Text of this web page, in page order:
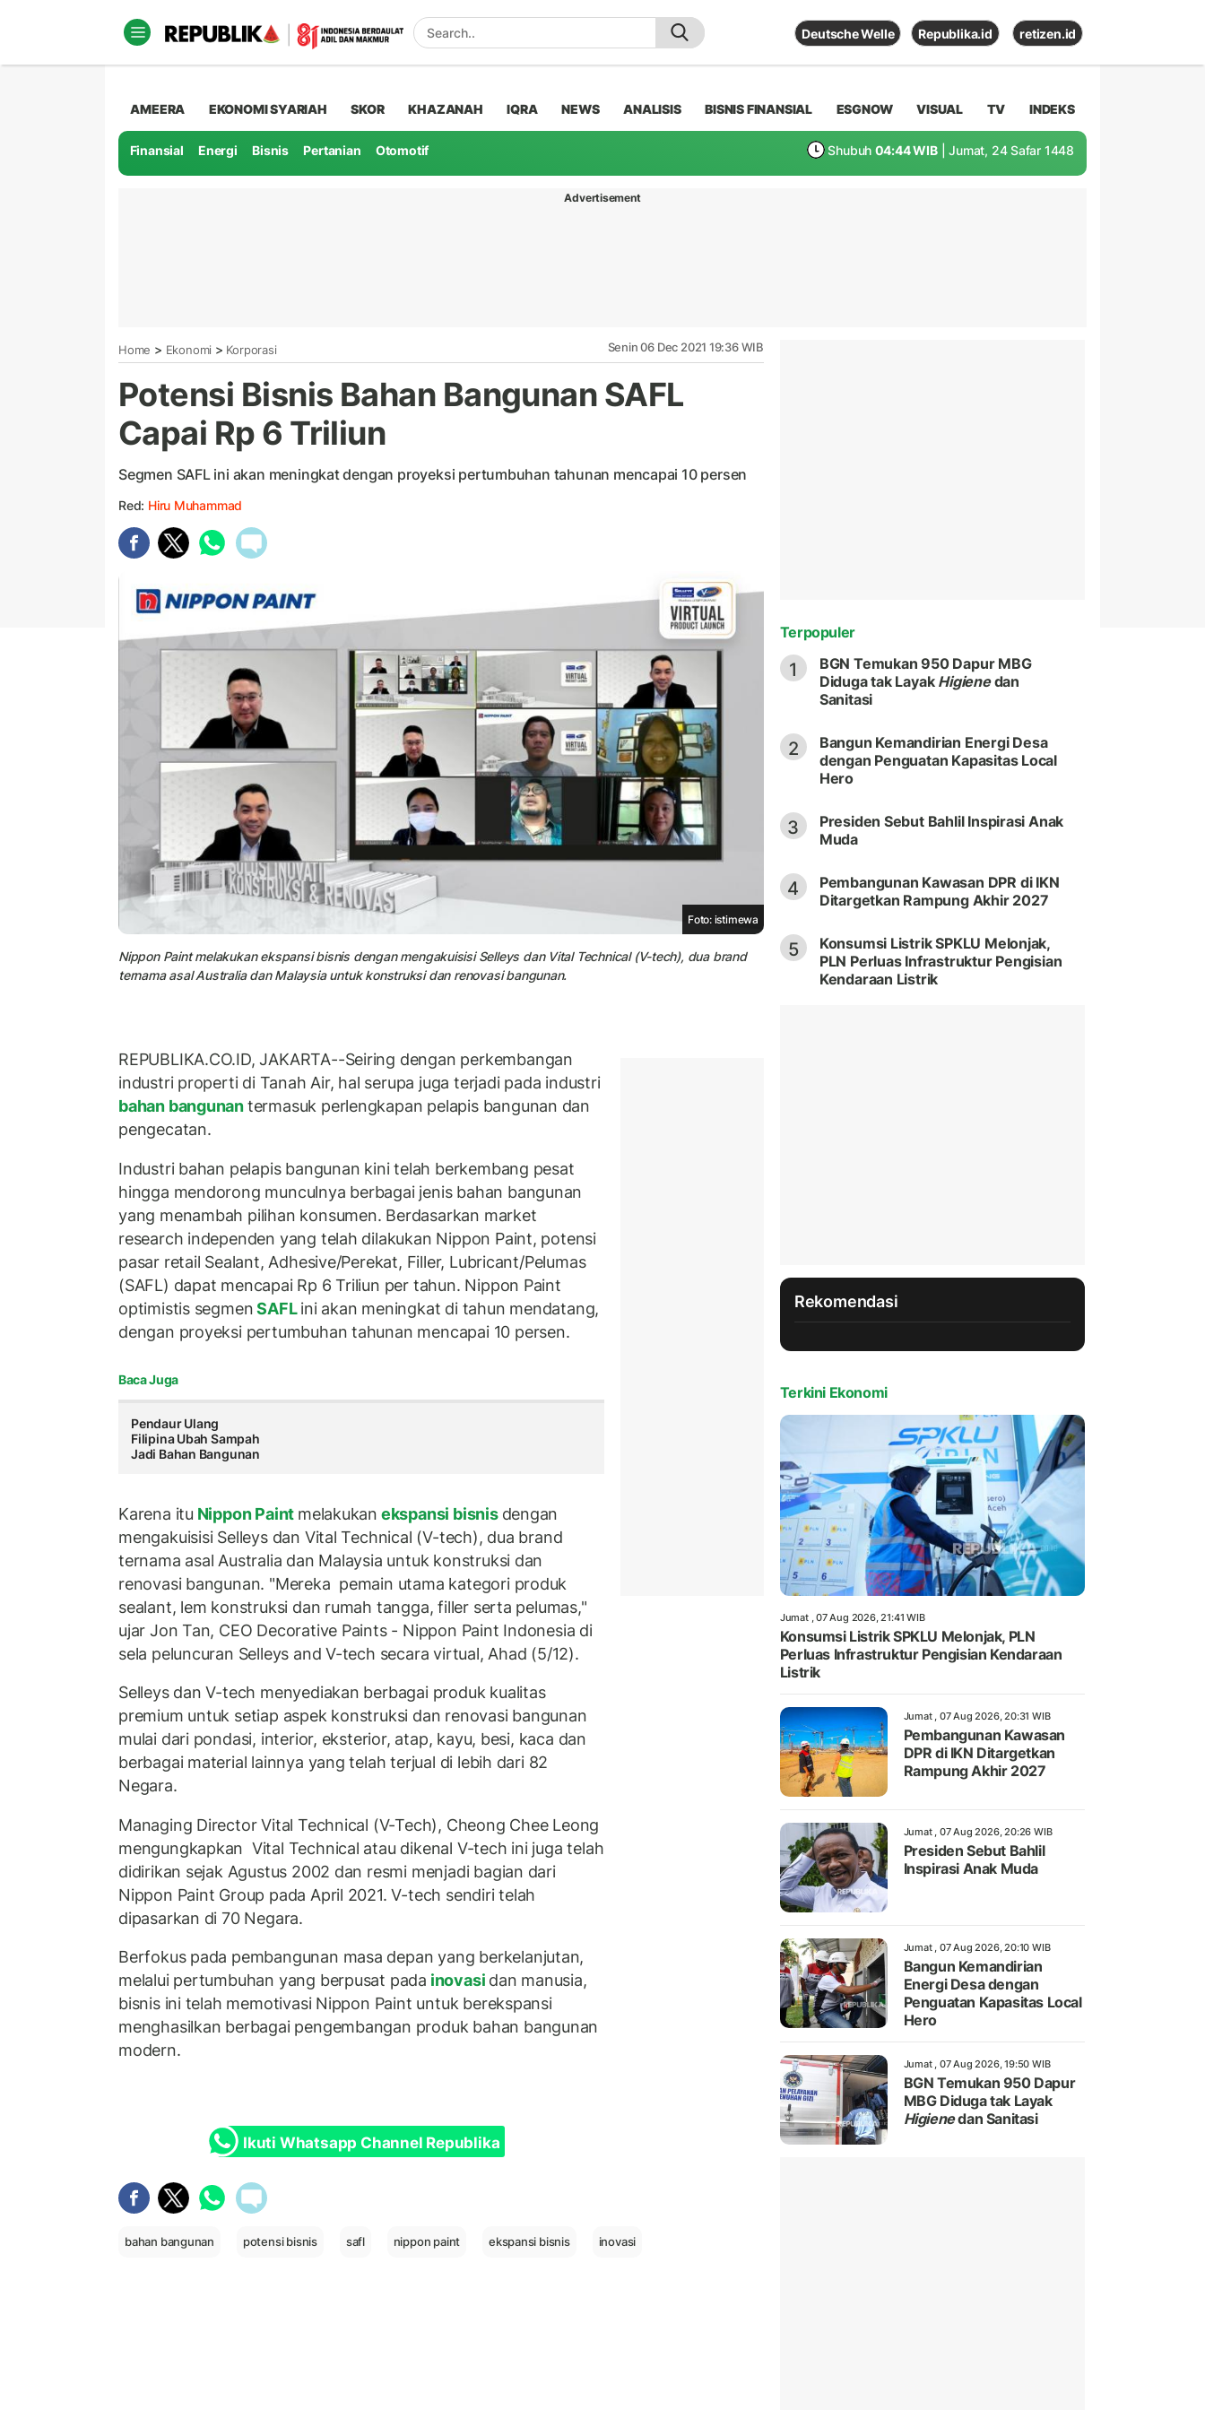
Deutsche Welle Republika.id retizen.id
AMEERA EKONOMI SYARIAH SKOR KHAZANAH IQRA NEWS ANALISIS BISNIS FINANSIAL ESGNOW VISUAL TV INDEKS
Finansial Energi Bisnis Pertanian Otomotif Shubuh 04:44 WIB | Jumat, 24 Safar 1448
Advertisement
Home > Ekonomi > Korporasi Senin 06 Dec 2021 19:36 WIB
Potensi Bisnis Bahan Bangunan SAFL
Capai Rp 6 Triliun
Segmen SAFL ini akan meningkat dengan proyeksi pertumbuhan tahunan mencapai 10 persen
Red: Hiru Muhammad
Foto: istimewa
Nippon Paint melakukan ekspansi bisnis dengan mengakuisisi Selleys dan Vital Technical (V-tech), dua brand
ternama asal Australia dan Malaysia untuk konstruksi dan renovasi bangunan.
REPUBLIKA.CO.ID, JAKARTA--Seiring dengan perkembangan
industri properti di Tanah Air, hal serupa juga terjadi pada industri
bahan bangunantermasuk perlengkapan pelapis bangunan dan
pengecatan.
Industri bahan pelapis bangunan kini telah berkembang pesat
hingga mendorong munculnya berbagai jenis bahan bangunan
yang menambah pilihan konsumen. Berdasarkan market
research independen yang telah dilakukan Nippon Paint, potensi
pasar retail Sealant, Adhesive/Perekat, Filler, Lubricant/Pelumas
(SAFL) dapat mencapai Rp 6 Triliun per tahun. Nippon Paint
optimistis segmenSAFLini akan meningkat di tahun mendatang,
dengan proyeksi pertumbuhan tahunan mencapai 10 persen.
Baca Juga
Pendaur Ulang
Filipina Ubah Sampah
Jadi Bahan Bangunan
Karena itu Nippon Paint melakukan ekspansi bisnis dengan
mengakuisisi Selleys dan Vital Technical (V-tech), dua brand
ternama asal Australia dan Malaysia untuk konstruksi dan
renovasi bangunan. "Mereka pemain utama kategori produk
sealant, lem konstruksi dan rumah tangga, filler serta pelumas,"
ujar Jon Tan, CEO Decorative Paints - Nippon Paint Indonesia di
sela peluncuran Selleys and V-tech secara virtual, Ahad (5/12).
Selleys dan V-tech menyediakan berbagai produk kualitas
premium untuk setiap aspek konstruksi dan renovasi bangunan
mulai dari pondasi, interior, eksterior, atap, kayu, besi, kaca dan
berbagai material lainnya yang telah terjual di lebih dari 82
Negara.
Managing Director Vital Technical (V-Tech), Cheong Chee Leong
mengungkapkan Vital Technical atau dikenal V-tech ini juga telah
didirikan sejak Agustus 2002 dan resmi menjadi bagian dari
Nippon Paint Group pada April 2021. V-tech sendiri telah
dipasarkan di 70 Negara.
Berfokus pada pembangunan masa depan yang berkelanjutan,
melalui pertumbuhan yang berpusat pada inovasi dan manusia,
bisnis ini telah memotivasi Nippon Paint untuk berekspansi
menghasilkan berbagai pengembangan produk bahan bangunan
modern.
Ikuti Whatsapp Channel Republika
bahan bangunan potensi bisnis safl nippon paint ekspansi bisnis inovasi
Terpopuler
1
BGN Temukan 950 Dapur MBG
Diduga tak Layak Higienedan
Sanitasi
2
Bangun Kemandirian Energi Desa
dengan Penguatan Kapasitas Local
Hero
3
Presiden Sebut Bahlil Inspirasi Anak
Muda
4
Pembangunan Kawasan DPR di IKN
Ditargetkan Rampung Akhir 2027
5
Konsumsi Listrik SPKLU Melonjak,
PLN Perluas Infrastruktur Pengisian
Kendaraan Listrik
Rekomendasi
Terkini Ekonomi
Jumat , 07 Aug 2026, 21:41 WIB
Konsumsi Listrik SPKLU Melonjak, PLN
Perluas Infrastruktur Pengisian Kendaraan
Listrik
Jumat , 07 Aug 2026, 20:31 WIB
Pembangunan Kawasan
DPR di IKN Ditargetkan
Rampung Akhir 2027
Jumat , 07 Aug 2026, 20:26 WIB
Presiden Sebut Bahlil
Inspirasi Anak Muda
Jumat , 07 Aug 2026, 20:10 WIB
Bangun Kemandirian
Energi Desa dengan
Penguatan Kapasitas Local
Hero
Jumat , 07 Aug 2026, 19:50 WIB
BGN Temukan 950 Dapur
MBG Diduga tak Layak
Higienedan Sanitasi